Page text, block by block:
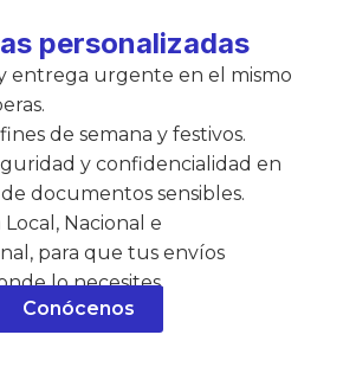
mensajería personalizado
en Mallorca
sabemos que tu tiempo es
ello ofrecemos todas las
envíos. Nos encargaremos
lleguen a su destino de
segura y confidencial.
Realizar envíos
personalizadas
entrega urgente en el mismo
de semana y festivos.
y confidencialidad en
documentos sensibles.
Nacional e
para que tus envíos
lo necesites.
Conócenos